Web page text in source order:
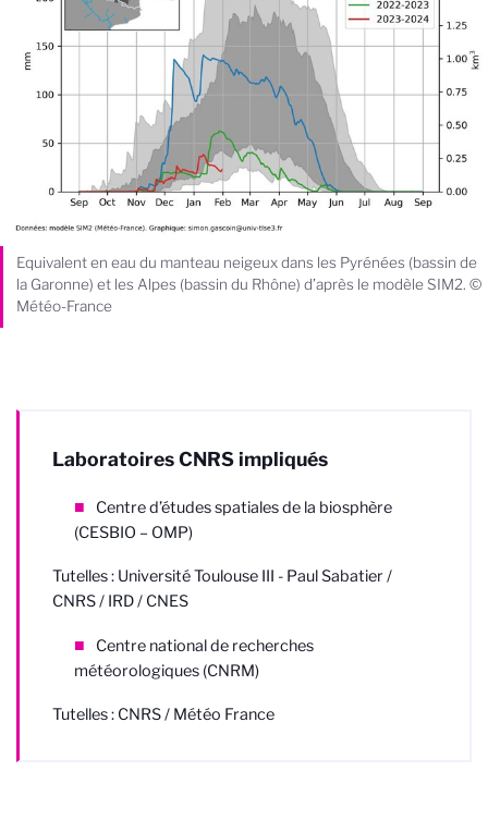
Equivalent en eau du manteau neigeux dans les Pyrénées (bassin de
la Garonne) et les Alpes (bassin du Rhône) d’après le modèle SIM2. ©
Météo-France
Laboratoires CNRS impliqués
Centre d’études spatiales de la biosphère
(CESBIO – OMP)
Tutelles : Université Toulouse III - Paul Sabatier /
CNRS / IRD / CNES
Centre national de recherches
météorologiques (CNRM)
Tutelles : CNRS / Météo France